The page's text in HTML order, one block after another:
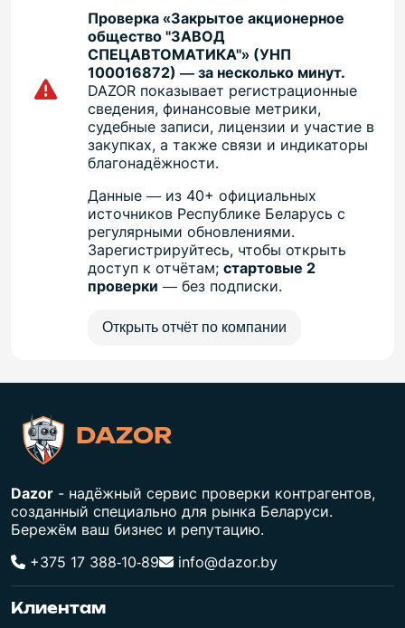
Проверка «Закрытое акционерное
общество "ЗАВОД
СПЕЦАВТОМАТИКА"» (УНП
100016872) — за несколько минут.
DAZOR показывает регистрационные
сведения, финансовые метрики,
судебные записи, лицензии и участие в
закупках, а также связи и индикаторы
благонадёжности.
Данные — из 40+ официальных
источников Республике Беларусь с
регулярными обновлениями.
Зарегистрируйтесь, чтобы открыть
доступ к отчётам;стартовые 2
проверки — без подписки.
Открыть отчёт по компании
DAZOR
Dazor - надёжный сервис проверки контрагентов,
созданный специально для рынка Беларуси.
Бережём ваш бизнес и репутацию.
+375 17 388‑10‑89
info@dazor.by
Клиентам